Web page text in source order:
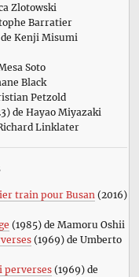
Zlotowski
Barratier
Kenji Misumi
Soto
Black
Petzold
de Hayao Miyazaki
Linklater
train pour Busan (2016)
(1985) de Mamoru Oshii
(1969) de Umberto
perverses(1969) de